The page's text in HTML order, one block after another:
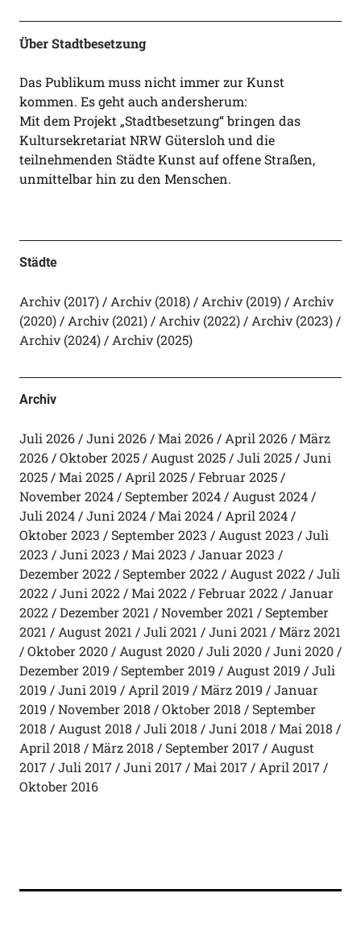
Über Stadtbesetzung
Das Publikum muss nicht immer zur Kunst
kommen. Es geht auch andersherum:
Mit dem Projekt „Stadtbesetzung“ bringen das
Kultursekretariat NRW Gütersloh und die
teilnehmenden Städte Kunst auf offene Straßen,
unmittelbar hin zu den Menschen.
Städte
Archiv (2017) Archiv (2018) Archiv (2019)
Archiv
(2020)
Archiv (2021) Archiv (2022)
Archiv (2023)
Archiv (2024)
Archiv (2025)
Archiv
Juli 2026 Juni 2026 Mai 2026 April 2026
März
2026
Oktober 2025 August 2025 Juli 2025
Juni
2025
Mai 2025 April 2025
Februar 2025
November 2024
September 2024
August 2024
Juli 2024
Juni 2024 Mai 2024
April 2024
Oktober 2023
September 2023 August 2023
Juli
2023
Juni 2023 Mai 2023
Januar 2023
Dezember 2022
September 2022 August 2022
Juli
2022
Juni 2022 Mai 2022 Februar 2022
Januar
2022
Dezember 2021 November 2021
September
2021
August 2021 Juli 2021 Juni 2021
März 2021
Oktober 2020
August 2020 Juli 2020
Juni 2020
Dezember 2019
September 2019 August 2019
Juli
2019
Juni 2019 April 2019 März 2019
Januar
2019
November 2018 Oktober 2018
September
2018
August 2018 Juli 2018 Juni 2018
Mai 2018
April 2018
März 2018 September 2017
August
2017
Juli 2017 Juni 2017 Mai 2017
April 2017
Oktober 2016